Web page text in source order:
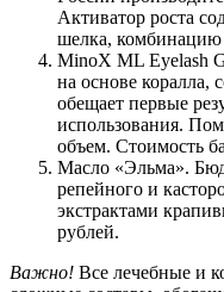
Активатор роста
шелка, комбинацию
MinoX ML Eyelash
на основе коралла,
обещает первые
использования.
объем. Стоимость
Масло «Эльма».
репейного и
экстрактами
рублей.
Важно! Все лечебные и